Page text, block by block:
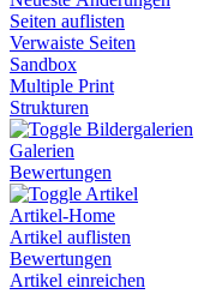
Seiten auflisten
Verwaiste Seiten
Sandbox
Multiple Print
Strukturen
Bildergalerien
Galerien
Bewertungen
Artikel
Artikel-Home
Artikel auflisten
Bewertungen
Artikel einreichen